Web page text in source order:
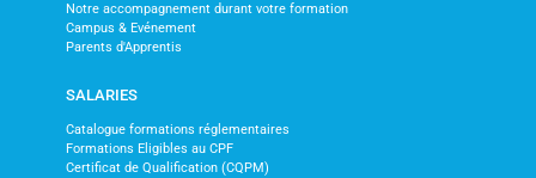
Notre accompagnement durant votre formation
Campus & Evénement
Parents d'Apprentis
SALARIES
Catalogue formations réglementaires
Formations Eligibles au CPF
Certificat de Qualification (CQPM)